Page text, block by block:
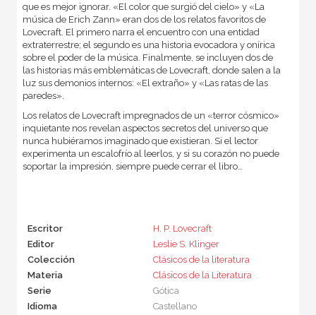
que es mejor ignorar. «El color que surgió del cielo» y «La
música de Erich Zann» eran dos de los relatos favoritos de
Lovecraft. El primero narra el encuentro con una entidad
extraterrestre; el segundo es una historia evocadora y onírica
sobre el poder de la música. Finalmente, se incluyen dos de
las historias más emblemáticas de Lovecraft, donde salen a la
luz sus demonios internos: «El extraño» y «Las ratas de las
paredes».
Los relatos de Lovecraft impregnados de un «terror cósmico»
inquietante nos revelan aspectos secretos del universo que
nunca hubiéramos imaginado que existieran. Si el lector
experimenta un escalofrío al leerlos, y si su corazón no puede
soportar la impresión, siempre puede cerrar el libro…
Escritor
H. P. Lovecraft
Editor
Leslie S. Klinger
Colección
Clásicos de la literatura
Materia
Clásicos de la Literatura
Serie
Gótica
Idioma
Castellano